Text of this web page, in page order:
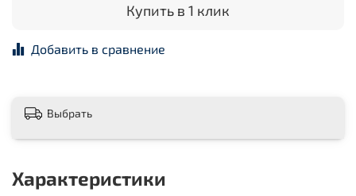
Купить в 1 клик
Добавить в сравнение
Выбрать
Характеристики